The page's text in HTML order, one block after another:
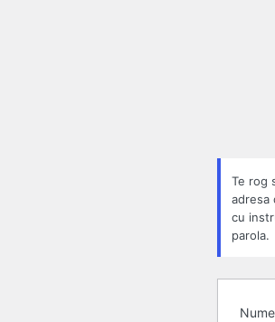
Te rog
adresa
cu
parola.